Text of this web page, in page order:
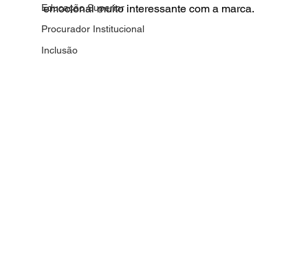
Educação Superior
Procurador Institucional
Inclusão
emocional muito interessante com a marca.